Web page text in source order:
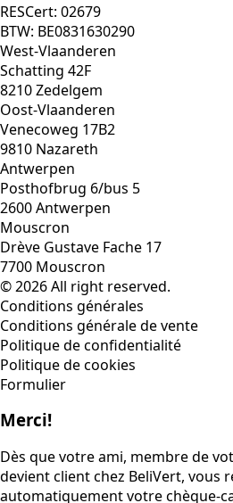
RESCert: 02679
BTW: BE0831630290
West-Vlaanderen
Schatting 42F
8210 Zedelgem
Oost-Vlaanderen
Venecoweg 17B2
9810 Nazareth
Antwerpen
Posthofbrug 6/bus 5
2600 Antwerpen
Mouscron
Drève Gustave Fache 17
7700 Mouscron
© 2026 All right reserved.
Conditions générales
Conditions générale de vente
Politique de confidentialité
Politique de cookies
Formulier
Merci!
Dès que votre ami, membre de
devient client chez BeliVert, vous
automatiquement votre chèque-